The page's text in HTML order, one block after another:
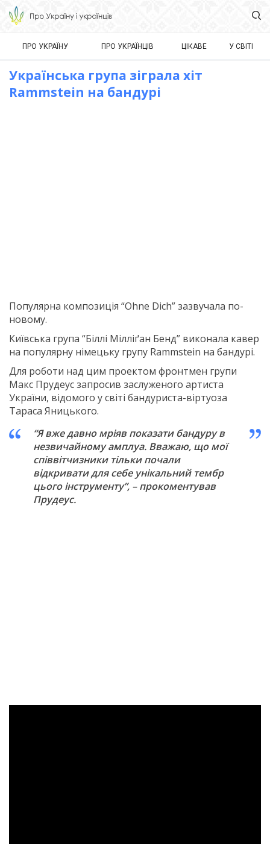
ПРО УКРАЇНУ ПРО УКРАЇНЦІВ ЦІКАВЕ У СВІТІ
Українська група зіграла хіт
Rammstein на бандурі
Популярна композиція “Ohne Dich” зазвучала по-
новому.
Київська група “Біллі Мілліґан Бенд” виконала кавер
на популярну німецьку групу Rammstein на бандурі.
Для роботи над цим проектом фронтмен групи
Макс Прудеус запросив заслуженого артиста
України, відомого у світі бандуриста-віртуоза
Тараса Яницького.
“Я вже давно мріяв показати бандуру в
незвичайному амплуа. Вважаю, що мої
співвітчизники тільки почали
відкривати для себе унікальний тембр
цього інструменту”, – прокоментував
Прудеус.